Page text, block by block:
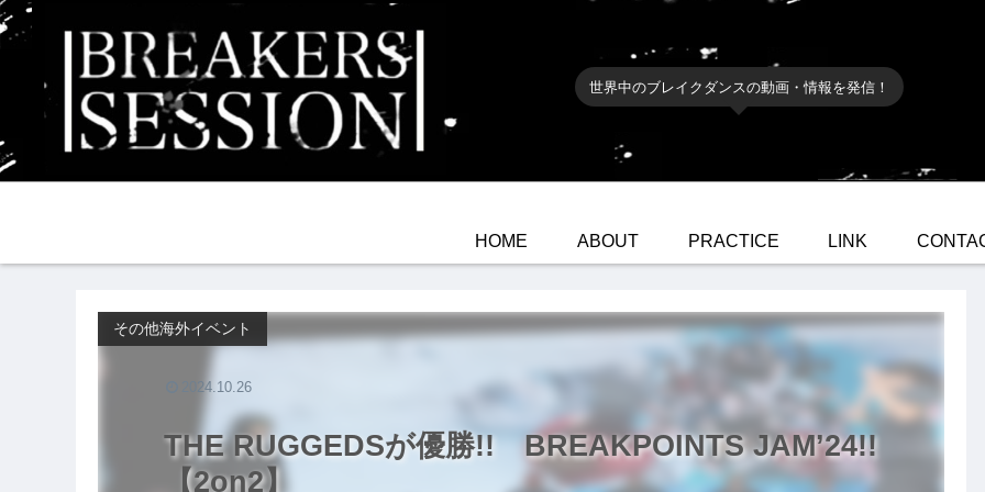
世界中のブレイクダンスの動画・情報を発信！
HOME ABOUT PRACTICE LINK
THE RUGGEDSが優勝!! BREAKPOINTS JAM’24!!
【2on2】
その他海外イベント
2024.10.26